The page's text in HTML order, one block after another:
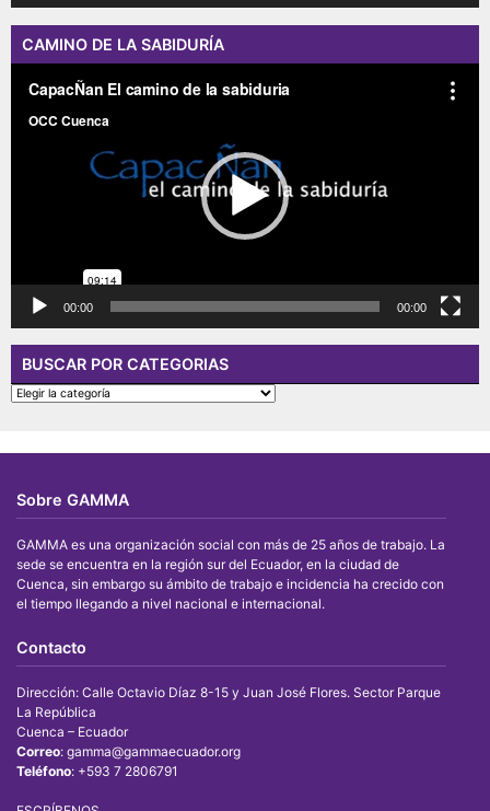
CAMINO DE LA SABIDURÍA
00:00 00:00
BUSCAR POR CATEGORIAS
BUSCAR
Sobre GAMMA
GAMMA es una organización social con más de 25 años de trabajo. La
sede se encuentra en la región sur del Ecuador, en la ciudad de
Cuenca, sin embargo su ámbito de trabajo e incidencia ha crecido con
el tiempo llegando a nivel nacional e internacional.
Contacto
Dirección: Calle Octavio Díaz 8-15 y Juan José Flores. Sector Parque
La República
Cuenca – Ecuador
Correo: gamma@gammaecuador.org
Teléfono: +593 7 2806791